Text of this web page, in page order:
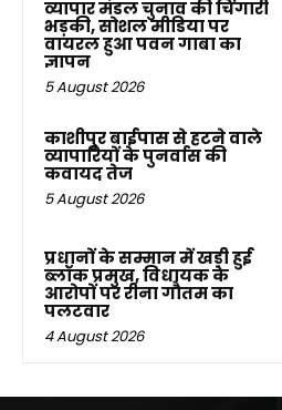
व्यापार मंडल चुनाव की चिंगारी
भड़की, सोशल मीडिया पर
वायरल हुआ पवन गाबा का
ज्ञापन
5 August 2026
काशीपुर बाईपास से हटने वाले
व्यापारियों के पुनर्वास की
कवायद तेज
5 August 2026
प्रधानों के सम्मान में खड़ी हुई
ब्लॉक प्रमुख, विधायक के
आरोपों पर रीना गौतम का
पलटवार
4 August 2026